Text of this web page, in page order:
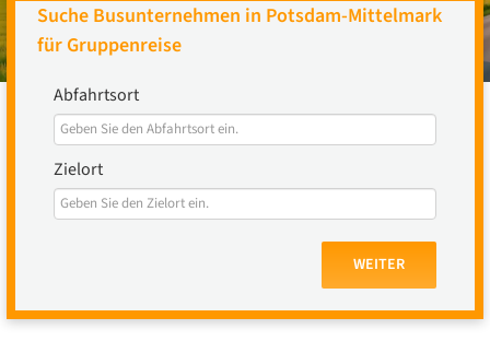
Suche Busunternehmen in Potsdam-Mittelmark
für Gruppenreise
Abfahrtsort
Zielort
WEITER